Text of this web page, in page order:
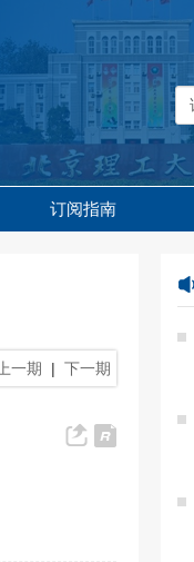
订阅指南
上一期 | 下一期